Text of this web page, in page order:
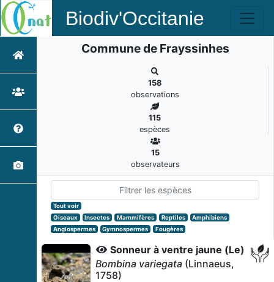
Biodiv'Occitanie
Commune de Frayssinhes
158
observations
115
espèces
15
observateurs
Tout voir
Oiseaux
Insectes Mammifères Reptiles
Amphibiens
Angiospermes
Gymnospermes Fougères
Sonneur à ventre jaune (Le)
Bombina variegata (Linnaeus,
1758)